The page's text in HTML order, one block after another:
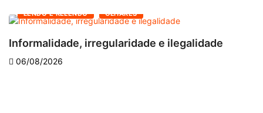
LENDO E RELENDO OLHARES
Informalidade, irregularidade e ilegalidade
06/08/2026